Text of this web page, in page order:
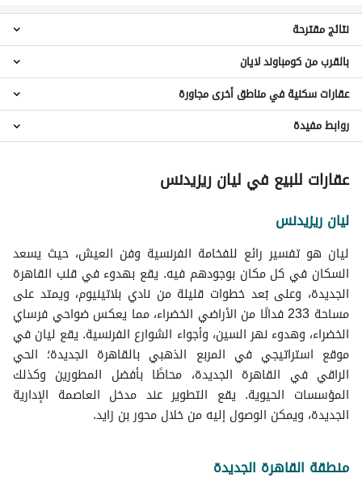
عقارات 3 غرف نوم للبيع في كومباوند لايان
عقارات 4 غرف نوم للبيع في كومباوند لايان
عقارات 5 غرف نوم للبيع في كومباوند لايان
عقارات 6 غرف نوم للبيع في كومباوند لايان
عقارات 7 غرف نوم للبيع في كومباوند لايان
توين هاوس للبيع في كومباوند لايان
نتائج مقترحة
عقارات للبيع في كومباوند بالم هيلز قطامية
عقارات للبيع في نوي
عقارات للبيع في فيلدج جاردن قطامية
عقارات للبيع في ليك فيو ريزدنس 2
عقارات للبيع في كومباوند جاليريا موون فالي
عقارات للبيع في كومباوند لافونتين بروفينس
عقارات للبيع في كومباوند أسوار
عقارات للبيع في كومباوند بالم هيلز قطامية اكستينشن
بالقرب من كومباوند لايان
عقارات للبيع في القطامية
عقارات للبيع في شيراتون
عقارات للبيع في مدينة نصر
عقارات للبيع في مدينة المستقبل
عقارات سكنية في مناطق أخرى مجاورة
روابط مفيدة
عقارات للبيع في ليان ريزيدنس
ليان ريزيدنس
ليان هو تفسير رائع للفخامة الفرنسية وفن العيش، حيث يسعد
السكان في كل مكان بوجودهم فيه. يقع بهدوء في قلب القاهرة
الجديدة، وعلى بُعد خطوات قليلة من نادي بلاتينيوم، ويمتد على
مساحة 233 فدانًا من الأراضي الخضراء، مما يعكس ضواحي فرساي
الخضراء، وهدوء نهر السين، وأجواء الشوارع الفرنسية. يقع ليان في
موقع استراتيجي في المربع الذهبي بالقاهرة الجديدة؛ الحي
الراقي في القاهرة الجديدة، محاطًا بأفضل المطورين وكذلك
المؤسسات الحيوية. يقع التطوير عند مدخل العاصمة الإدارية
الجديدة، ويمكن الوصول إليه من خلال محور بن زايد.
منطقة القاهرة الجديدة